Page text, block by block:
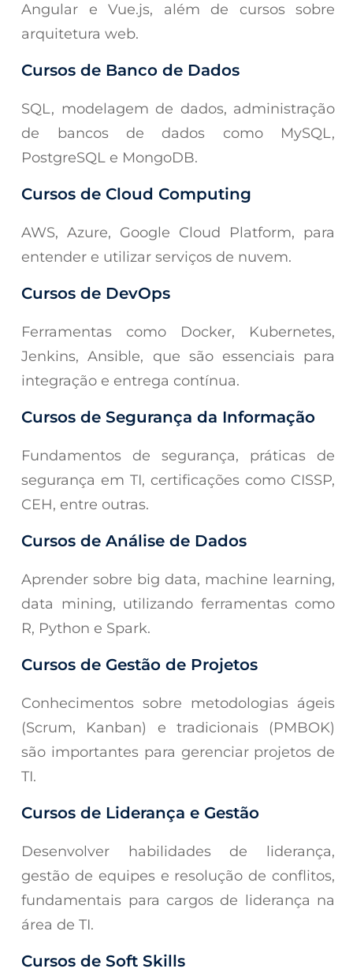
Angular e Vue.js, além de cursos sobre
arquitetura web.
Cursos de Banco de Dados
SQL, modelagem de dados, administração
de bancos de dados como MySQL,
PostgreSQL e MongoDB.
Cursos de Cloud Computing
AWS, Azure, Google Cloud Platform, para
entender e utilizar serviços de nuvem.
Cursos de DevOps
Ferramentas como Docker, Kubernetes,
Jenkins, Ansible, que são essenciais para
integração e entrega contínua.
Cursos de Segurança da Informação
Fundamentos de segurança, práticas de
segurança em TI, certificações como CISSP,
CEH, entre outras.
Cursos de Análise de Dados
Aprender sobre big data, machine learning,
data mining, utilizando ferramentas como
R, Python e Spark.
Cursos de Gestão de Projetos
Conhecimentos sobre metodologias ágeis
(Scrum, Kanban) e tradicionais (PMBOK)
são importantes para gerenciar projetos de
TI.
Cursos de Liderança e Gestão
Desenvolver habilidades de liderança,
gestão de equipes e resolução de conflitos,
fundamentais para cargos de liderança na
área de TI.
Cursos de Soft Skills